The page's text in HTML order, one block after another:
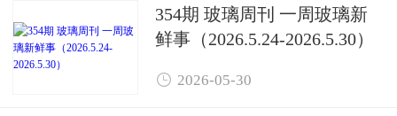
354期 玻璃周刊 一周玻璃新
鲜事（2026.5.24-2026.5.30）
 2026-05-30